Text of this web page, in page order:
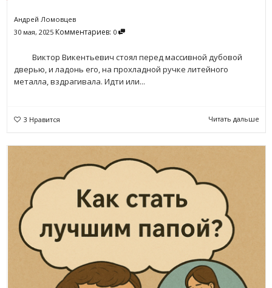
Андрей Ломовцев
30 мая, 2025 Комментариев: 0
Виктор Викентьевич стоял перед массивной дубовой
дверью, и ладонь его, на прохладной ручке литейного
металла, вздрагивала. Идти или...
3 Нравится Читать дальше